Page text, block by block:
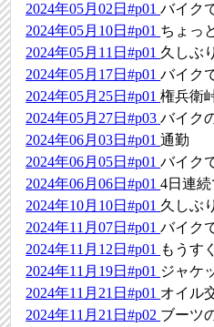
2024年05月02日#p01バイク
2024年05月10日#p01 ちょっ
2024年05月11日#p01 久しぶ
2024年05月17日#p01バイク
2024年05月25日#p01権兵衛
2024年05月27日#p03バイク
2024年06月03日#p01通勤
2024年06月05日#p01バイク
2024年06月06日#p014日連
2024年10月10日#p01 久しぶ
2024年11月07日#p01バイク
2024年11月12日#p01 もうす
2024年11月19日#p01 ジャケ
2024年11月21日#p01 オイル
2024年11月21日#p02 ブーツ